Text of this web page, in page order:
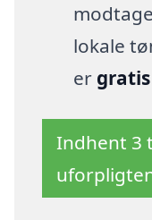
lokale
er gratis
Indhent 3